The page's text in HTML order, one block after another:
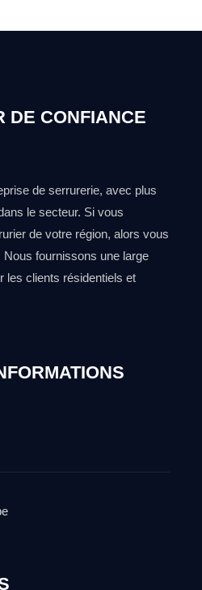
DE CONFIANCE
de serrurerie, avec plus
le secteur. Si vous
de votre région, alors vous
fournissons une large
les clients résidentiels et